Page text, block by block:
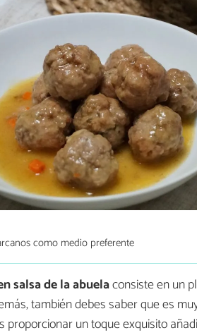
como medio preferente
salsa de la abuelaconsiste en un
también debes saber que es
proporcionar un toque exquisito